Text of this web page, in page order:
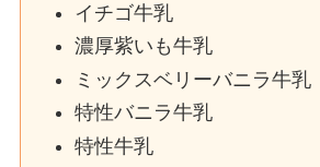
イチゴ牛乳
濃厚紫いも牛乳
ミックスベリーバニラ牛乳
特性バニラ牛乳
特性牛乳